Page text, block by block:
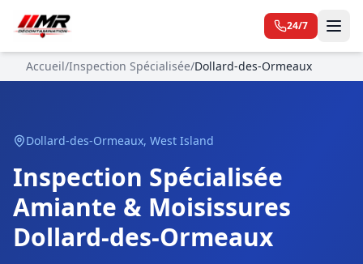
24/7
Accueil/Inspection Spécialisée/Dollard-des-Ormeaux
Dollard-des-Ormeaux, West Island
Inspection Spécialisée
Amiante & Moisissures
Dollard-des-Ormeaux